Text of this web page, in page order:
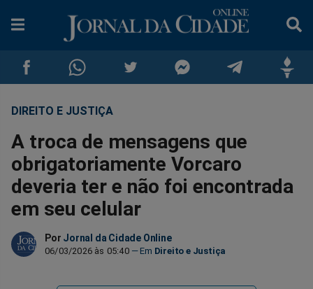
Compartilhar
no
Facebook
Compartilhar
no
Whatsapp
Compartilhar
no
Twitter
no
Messenger
no
TelegramGettr
DIREITO E JUSTIÇA
A troca de mensagens que
obrigatoriamente Vorcaro
deveria ter e não foi encontrada
em seu celular
Por Jornal da Cidade Online
06/03/2026 às 05:40 Direito e Justiça